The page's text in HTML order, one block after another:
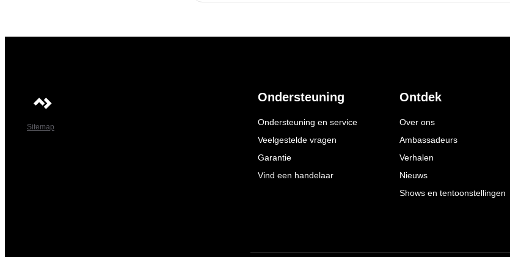
Sitemap
Ondersteuning
Ondersteuning en service
Veelgestelde vragen
Garantie
Vind een handelaar
Ontdek
Over ons
Ambassadeurs
Verhalen
Nieuws
Shows en tentoonstellingen